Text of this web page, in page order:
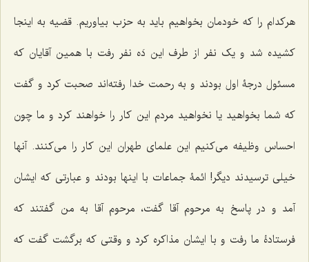
هرکدام را که خودمان بخواهیم باید به حزب بیاوریم. قضیه به اینجا
کشیده شد و یک نفر از طرف این دَه نفر رفت با همین آقایان که
مسئول درجۀ اول بودند و به رحمت خدا رفته‌اند صحبت کرد و گفت
که شما بخواهید یا نخواهید مردم این کار را خواهند کرد و ما چون
احساس وظیفه می‌کنیم این علمای طهران این کار را می‌کنند. آنها
خیلی ترسیدند دیگر! ائمۀ جماعات با اینها بودند و عبارتی که ایشان
آمد و در پاسخ به مرحوم آقا گفت، مرحوم آقا به من گفتند که
فرستادۀ ما رفت و با ایشان مذاکره کرد و وقتی که برگشت گفت که